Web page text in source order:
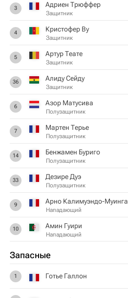
3 Адриен Трюффер
Защитник
4 Кристофер Ву
Защитник
5 Артур Теате
Защитник
36 Алиду Сейду
Защитник
6 Азор Матусива
Полузащитник
7 Мартен Терье
Полузащитник
14 Бенжамен Буриго
Полузащитник
33 Дезире Дуэ
Полузащитник
9 Арно Калимуэндо-Муинга
Нападающий
10 Амин Гуири
Нападающий
Запасные
1 Готье Галлон